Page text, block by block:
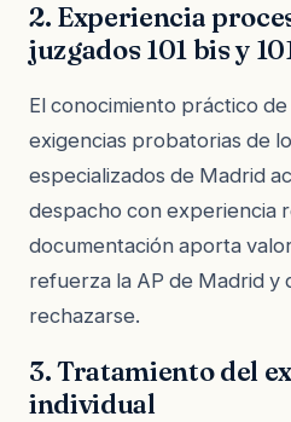
2. Experiencia
juzgados 101 bis y
El conocimiento práctico
exigencias probatorias de
especializados de Madrid
despacho con experiencia
documentación aporta
refuerza la AP de Madrid y
rechazarse.
3. Tratamiento del
individual